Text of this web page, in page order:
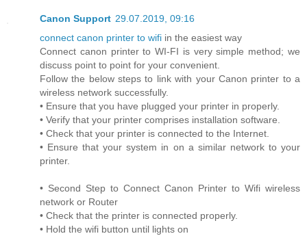
Canon Support 29.07.2019, 09:16
connect canon printer to wifi in the easiest way
Connect canon printer to WI-FI is very simple method; we
discuss point to point for your convenient.
Follow the below steps to link with your Canon printer to a
wireless network successfully.
• Ensure that you have plugged your printer in properly.
• Verify that your printer comprises installation software.
• Check that your printer is connected to the Internet.
• Ensure that your system in on a similar network to your
printer.
• Second Step to Connect Canon Printer to Wifi wireless
network or Router
• Check that the printer is connected properly.
• Hold the wifi button until lights on